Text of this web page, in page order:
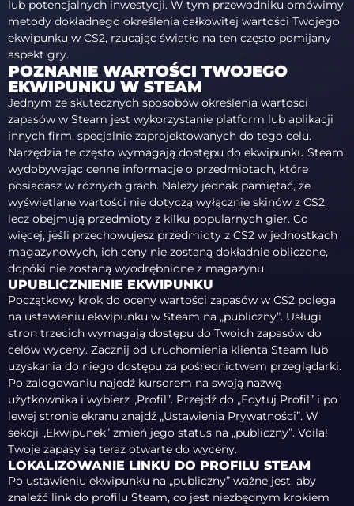
lub potencjalnych inwestycji. W tym przewodniku omówimy
metody dokładnego określenia całkowitej wartości Twojego
ekwipunku w CS2, rzucając światło na ten często pomijany
aspekt gry.
POZNANIE WARTOŚCI TWOJEGO
EKWIPUNKU W STEAM
Jednym ze skutecznych sposobów określenia wartości
zapasów w Steam jest wykorzystanie platform lub aplikacji
innych firm, specjalnie zaprojektowanych do tego celu.
Narzędzia te często wymagają dostępu do ekwipunku Steam,
wydobywając cenne informacje o przedmiotach, które
posiadasz w różnych grach. Należy jednak pamiętać, że
wyświetlane wartości nie dotyczą wyłącznie skinów z CS2,
lecz obejmują przedmioty z kilku popularnych gier. Co
więcej, jeśli przechowujesz przedmioty z CS2 w jednostkach
magazynowych, ich ceny nie zostaną dokładnie obliczone,
dopóki nie zostaną wyodrębnione z magazynu.
UPUBLICZNIENIE EKWIPUNKU
Początkowy krok do oceny wartości zapasów w CS2 polega
na ustawieniu ekwipunku w Steam na „publiczny”. Usługi
stron trzecich wymagają dostępu do Twoich zapasów do
celów wyceny. Zacznij od uruchomienia klienta Steam lub
uzyskania do niego dostępu za pośrednictwem przeglądarki.
Po zalogowaniu najedź kursorem na swoją nazwę
użytkownika i wybierz „Profil”. Przejdź do „Edytuj Profil” i po
lewej stronie ekranu znajdź „Ustawienia Prywatności”. W
sekcji „Ekwipunek” zmień jego status na „publiczny”. Voila!
Twoje zapasy są teraz otwarte do wyceny.
LOKALIZOWANIE LINKU DO PROFILU STEAM
Po ustawieniu ekwipunku na „publiczny” ważne jest, aby
znaleźć link do profilu Steam, co jest niezbędnym krokiem